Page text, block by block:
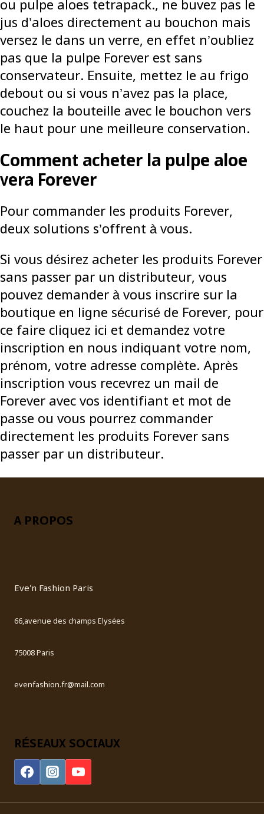
ou pulpe aloes tetrapack., ne buvez pas le
jus d’aloes directement au bouchon mais
versez le dans un verre, en effet n’oubliez
pas que la pulpe Forever est sans
conservateur. Ensuite, mettez le au frigo
debout ou si vous n’avez pas la place,
couchez la bouteille avec le bouchon vers
le haut pour une meilleure conservation.
Comment acheter la pulpe aloe
vera Forever
Pour commander les produits Forever,
deux solutions s’offrent à vous.
Si vous désirez acheter les produits Forever
sans passer par un distributeur, vous
pouvez demander à vous inscrire sur la
boutique en ligne sécurisé de Forever, pour
ce faire cliquez ici et demandez votre
inscription en nous indiquant votre nom,
prénom, votre adresse complète. Après
inscription vous recevrez un mail de
Forever avec vos identifiant et mot de
passe ou vous pourrez commander
directement les produits Forever sans
passer par un distributeur.
A PROPOS
Eve'n Fashion Paris
66,avenue des champs Elysées
75008 Paris
evenfashion.fr@mail.com
RÉSEAUX SOCIAUX